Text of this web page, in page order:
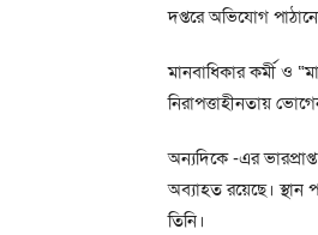
দপ্তরে অভিযোগ
মানবাধিকার কর্মী ও
নিরাপত্তাহীনতায়
অন্যদিকে -এর
অব্যাহত রয়েছে।
তিনি।